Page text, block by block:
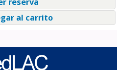
al carrito